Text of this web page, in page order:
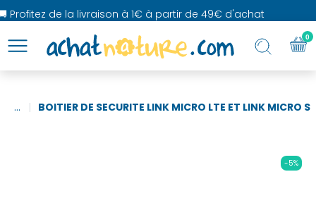
de la livraison à 1€ à partir de 49€ d'achat
... BOITIER DE SECURITE LINK MICRO LTE ET LINK MICRO S
-5%
0